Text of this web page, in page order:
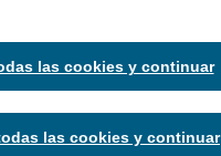
tuc
las cookies y continuar
las cookies y continuar